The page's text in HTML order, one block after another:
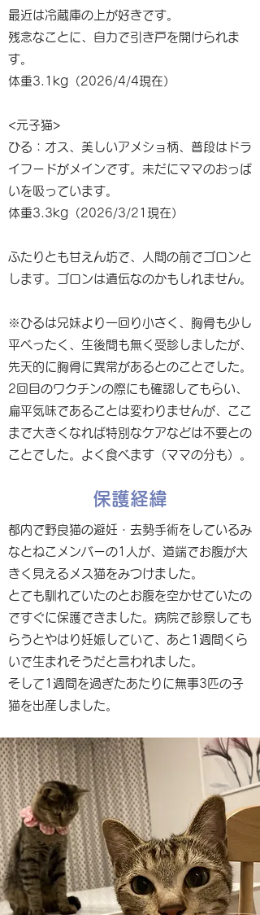
最近は冷蔵庫の上が好きです。
残念なことに、自力で引き戸を開けられま
す。
体重3.1kg（2026/4/4現在）
<元子猫>
ひる：オス、美しいアメショ柄、普段はドラ
イフードがメインです。未だにママのおっぱ
いを吸っています。
体重3.3kg（2026/3/21現在）
ふたりとも甘えん坊で、人間の前でゴロンと
します。ゴロンは遺伝なのかもしれません。
※ひるは兄妹より一回り小さく、胸骨も少し
平べったく、生後間も無く受診しましたが、
先天的に胸骨に異常があるとのことでした。
2回目のワクチンの際にも確認してもらい、
扁平気味であることは変わりませんが、ここ
まで大きくなれば特別なケアなどは不要との
ことでした。よく食べます（ママの分も）。
保護経緯
都内で野良猫の避妊・去勢手術をしているみ
なとねこメンバーの1人が、道端でお腹が大
きく見えるメス猫をみつけました。
とても馴れていたのとお腹を空かせていたの
ですぐに保護できました。病院で診察しても
らうとやはり妊娠していて、あと1週間くら
いで生まれそうだと言われました。
そして1週間を過ぎたあたりに無事3匹の子
猫を出産しました。